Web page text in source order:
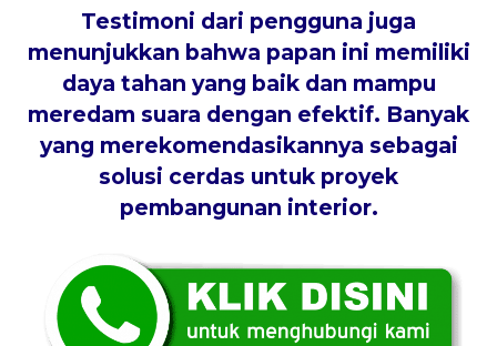
Testimoni dari pengguna juga
menunjukkan bahwa papan ini memiliki
daya tahan yang baik dan mampu
meredam suara dengan efektif. Banyak
yang merekomendasikannya sebagai
solusi cerdas untuk proyek
pembangunan interior.